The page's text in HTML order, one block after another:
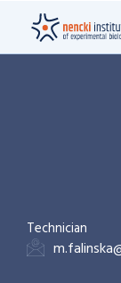
Technician